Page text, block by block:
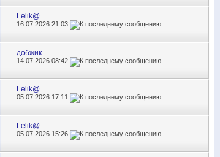
Lelik@
16.07.202621:03
добжик
14.07.202608:42
Lelik@
05.07.2026 17:11
Lelik@
05.07.2026 15:26